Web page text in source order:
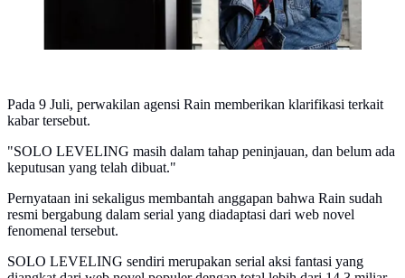
Pada 9 Juli, perwakilan agensi Rain memberikan klarifikasi terkait
kabar tersebut.
"SOLO LEVELING masih dalam tahap peninjauan, dan belum ada
keputusan yang telah dibuat."
Pernyataan ini sekaligus membantah anggapan bahwa Rain sudah
resmi bergabung dalam serial yang diadaptasi dari web novel
fenomenal tersebut.
SOLO LEVELING sendiri merupakan serial aksi fantasi yang